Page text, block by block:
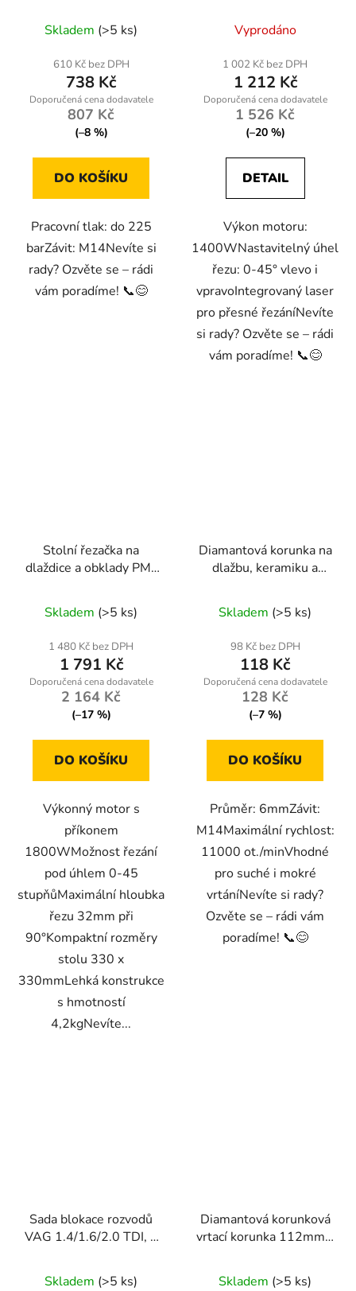
Skladem (>5 ks)
610 Kč bez DPH
738 Kč
807 Kč
(–8 %)
DO KOŠÍKU
Pracovní tlak: do 225
barZávit: M14Nevíte si
rady? Ozvěte se – rádi
vám poradíme! 📞😊
Vyprodáno
1 002 Kč bez DPH
1 212 Kč
1 526 Kč
(–20 %)
DETAIL
Výkon motoru:
1400WNastavitelný úhel
řezu: 0-45° vlevo i
vpravoIntegrovaný laser
pro přesné řezáníNevíte
si rady? Ozvěte se – rádi
vám poradíme! 📞😊
Stolní řezačka na
dlaždice a obklady PM-
Skladem (>5 ks)
1 480 Kč bez DPH
1 791 Kč
2 164 Kč
(–17 %)
DO KOŠÍKU
Výkonný motor s
příkonem
1800WMožnost řezání
pod úhlem 0-45
stupňůMaximální hloubka
řezu 32mm při
90°Kompaktní rozměry
stolu 330 x
330mmLehká konstrukce
s hmotností
4,2kgNevíte...
Diamantová korunka na
dlažbu, keramiku a
Skladem (>5 ks)
98 Kč bez DPH
118 Kč
128 Kč
(–7 %)
DO KOŠÍKU
Průměr: 6mmZávit:
M14Maximální rychlost:
11000 ot./minVhodné
pro suché i mokré
vrtáníNevíte si rady?
Ozvěte se – rádi vám
poradíme! 📞😊
Sada blokace rozvodů
VAG 1.4/1.6/2.0 TDI, 5
Skladem (>5 ks)
Diamantová korunková
vrtací korunka 112mm x
mokro
Skladem (>5 ks)